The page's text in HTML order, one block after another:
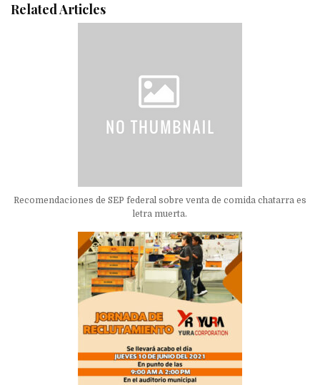
Related Articles
Recomendaciones de SEP federal sobre venta de comida chatarra es
letra muerta.